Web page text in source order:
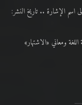
عليه السلام.. 2 إشارةٌ إلى اسم الإشارة .. تاريخ النشر: